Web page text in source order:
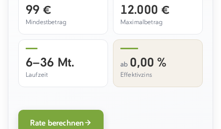
99 €
Mindestbetrag
12.000 €
Maximalbetrag
6–36 Mt.
Laufzeit
ab 0,00 %
Effektivzins
Rate berechnen